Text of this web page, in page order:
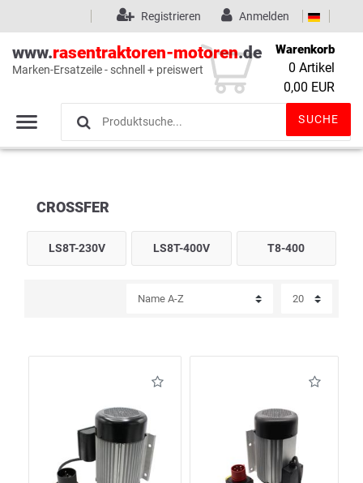
Wunschliste (0)
Anmelden
Registrieren
www.rasentraktoren-motoren.de
Marken-Ersatzeile - schnell + preiswert
SUCHE
Warenkorb
0 Artikel
0,00 EUR
CROSSFER
LS8T-230V LS8T-400V T8-400